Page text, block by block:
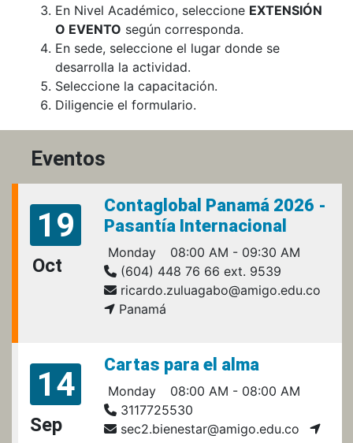
En Nivel Académico, seleccione EXTENSIÓN
O EVENTO según corresponda.
En sede, seleccione el lugar donde se
desarrolla la actividad.
Seleccione la capacitación.
Diligencie el formulario.
Eventos
19
Oct
Contaglobal Panamá 2026 -
Pasantía Internacional
Monday
08:00 AM - 09:30 AM
(604) 448 76 66 ext. 9539
ricardo.zuluagabo@amigo.edu.co
Panamá
14
Sep
Cartas para el alma
Monday
08:00 AM - 08:00 AM
3117725530
sec2.bienestar@amigo.edu.co